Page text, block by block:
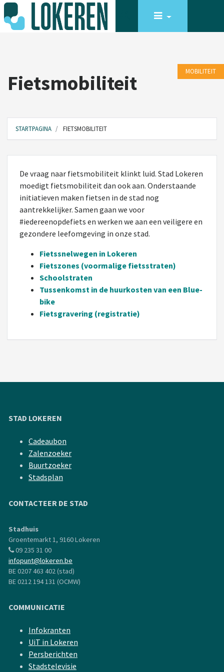
MOBILITEIT
Fietsmobiliteit
STARTPAGINA FIETSMOBILITEIT
De vraag naar fietsmobiliteit klinkt luid. Stad Lokeren
moedigt fietsmobiliteit dan ook aan. Onderstaande
initiatieven maken fietsen in de stad nog
aantrekkelijker. Samen gaan we voor
#iedereenopdefiets en werken we aan een veiligere en
gezondere leefomgeving in onze stad.
Fietssnelwegen in Lokeren
Fietszones (voormalige fietsstraten)
Schoolstraten
Tussenkomst in de huurkosten van een Blue-
bike
Fietsgravering (registratie)
STAD LOKEREN
Cadeaubon
Zalenzoeker
Buurtzoeker
Stadsplan
CONTACTEER DE STAD
Stadhuis
Groentemarkt 1, 9160 Lokeren
09 235 31 00
infopunt@lokeren.be
BE 0207 463 402 (stad)
BE 0212 194 131 (OCMW)
COMMUNICATIE
Infokranten
UiT in Lokeren
Persberichten
Stadstelevisie